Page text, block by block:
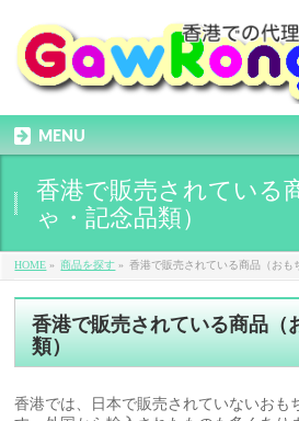
MENU
香港で販売されている
ゃ・記念品類）
HOME » 商品を探す » 香港で販売されている商品（おも
香港で販売されている商品（
類）
香港では、日本で販売されていないおも